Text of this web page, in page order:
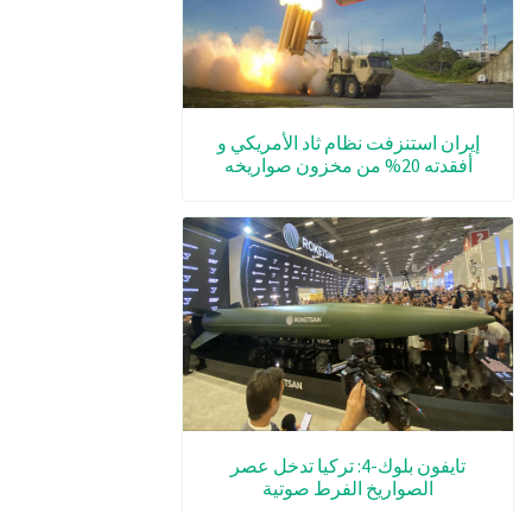
إيران استنزفت نظام ثاد الأمريكي و
أفقدته 20% من مخزون صواريخه
تايفون بلوك-4: تركيا تدخل عصر
الصواريخ الفرط صوتية